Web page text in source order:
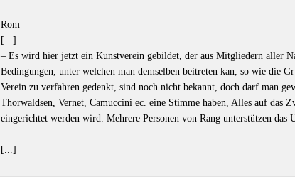
Rom
[...]
– Es wird hier jetzt ein Kunstverein gebildet, der aus Mitgliedern aller
Bedingungen, unter welchen man demselben beitreten kan, so wie die
Verein zu verfahren gedenkt, sind noch nicht bekannt, doch darf man
Thorwaldsen, Vernet, Camuccini ec. eine Stimme haben, Alles auf das
eingerichtet werden wird. Mehrere Personen von Rang unterstützen das
[...]